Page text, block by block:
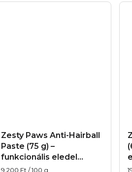
Zesty Paws Anti-Hairball
Paste (75 g) –
funkcionális eledel
macskáknak az
Egységár:
9 200 Ft / 100 g